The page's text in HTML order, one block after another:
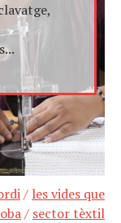
/ les vides que
/ sector tèxtil